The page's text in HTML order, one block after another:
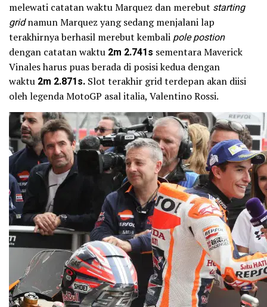
melewati catatan waktu Marquez dan merebut starting
gridnamun Marquez yang sedang menjalani lap
terakhirnya berhasil merebut kembalipole postion
dengan catatan waktu 2m 2.741s sementara Maverick
Vinales harus puas berada di posisi kedua dengan
waktu 2m 2.871s. Slot terakhir grid terdepan akan diisi
oleh legenda MotoGP asal italia, Valentino Rossi.